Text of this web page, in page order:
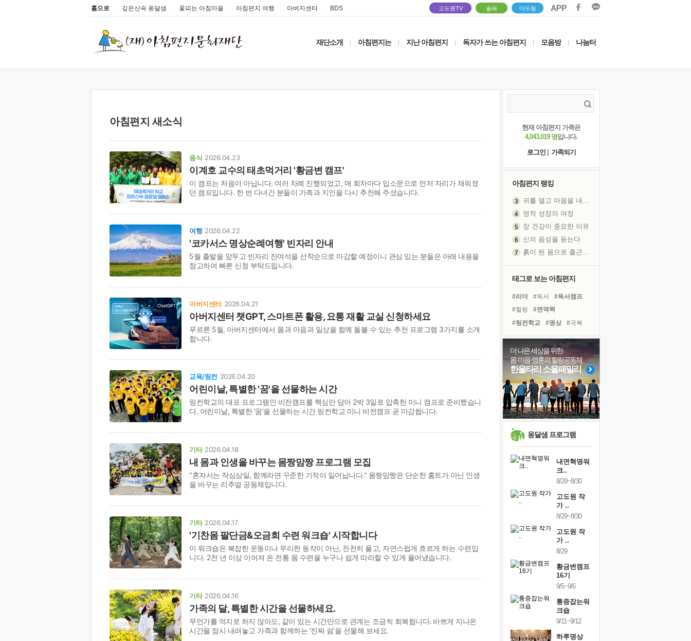
홈으로 깊은산속 옹달샘 꽃피는 아침마을 아침편지 여행 아버지센터 BDS 고도원TV 솔패 더드림
재단소개 아침편지는 지난 아침편지 독자가 쓰는 아침편지 모음방 나눔터
아침편지 새소식
음식 2026.04.23
이계호 교수의 태초먹거리 '황금변 캠프'
이 캠프는 처음이 아닙니다. 여러 차례 진행되었고, 매 회차마다 입소문으로 먼저 자리가 채워졌
던 캠프입니다. 한 번 다녀간 분들이 가족과 지인을 다시 추천해 주셨습니다.
여행 2026.04.22
'코카서스 명상순례여행' 빈자리 안내
5월 출발을 앞두고 빈자리 잔여석을 선착순으로 마감할 예정이니 관심 있는 분들은 아래 내용을
참고하여 빠른 신청 부탁드립니다.
아버지센터 2026.04.21
아버지센터 챗GPT, 스마트폰 활용, 요통 재활 교실 신청하세요
푸르른 5월, 아버지센터에서 몸과 마음과 일상을 함께 돌볼 수 있는 추천 프로그램 3가지를 소개
합니다.
교육/링컨 2026.04.20
어린이날, 특별한 '꿈'을 선물하는 시간
링컨학교의 대표 프로그램인 비전캠프를 핵심만 담아 2박 3일로 압축한 미니 캠프로 준비했습니
다. 어린이날, 특별한 '꿈'을 선물하는 시간 링컨학교 미니 비전캠프 곧 마감됩니다.
기타 2026.04.18
내 몸과 인생을 바꾸는 몸짱맘짱 프로그램 모집
"혼자서는 작심삼일, 함께라면 꾸준한 기적이 일어납니다." 몸짱맘짱은 단순한 홈트가 아닌 인생
을 바꾸는 리추얼 공동체입니다.
기타 2026.04.17
'기찬몸 팔단금&오금희 수련 워크숍' 시작합니다
이 워크숍은 복잡한 운동이나 무리한 동작이 아닌, 천천히 풀고, 자연스럽게 흐르게 하는 수련입
니다. 2천 년 이상 이어져 온 전통 몸 수련을 누구나 쉽게 따라할 수 있게 풀어냈습니다.
기타 2026.04.16
가족의 달, 특별한 시간을 선물하세요.
무언가를 억지로 하지 않아도, 같이 있는 시간만으로 관계는 조금씩 회복됩니다. 바쁘게 지나온
시간을 잠시 내려놓고 가족과 함께하는 '진짜 쉼'을 선물해 보세요.
현재 아침편지 가족은
4,043,019 명입니다.
로그인
가족되기
아침편지 랭킹
귀를 열고 마음을 내어주고
영적 성장의 여정
장 건강이 중요한 이유
신의 음성을 듣는다
흙이 된 몸으로 출근하는 여자
졸업식 사진을 보며
극심한 변비, 어깨결림, 수면 장애
아픈 아버지를 위한 공간 설계
슬럼프
보고 싶은 어머니
유년 시절의 부산 영도 바다
못된 꼰대들
희망이란
'모른다'는 것
태그로 보는 아침편지
#리더 #독서
#독서캠프
#힐링
#면역력
#링컨학교
#명상
#극복
#아이들
#친구
#희망
#선택
#비전캠프
#계획
#유튜브
#바이러스
#건강
#사람
#도움
#경험
더 나은 세상을 위한
몸·마음·영혼의 힐링공동체
한울타리 소울패밀리
옹달샘 프로그램
미니..
10/3~10/5
스..
10/17~10/18
11/7~11/8
내면혁명워
크..
8/29~8/30
고도원 작
가 ..
8/29~8/30
고도원 작
가 ..
8/29
황금변캠프
16기
9/5~9/6
통증잡는워
크숍
9/11~9/12
하루명상